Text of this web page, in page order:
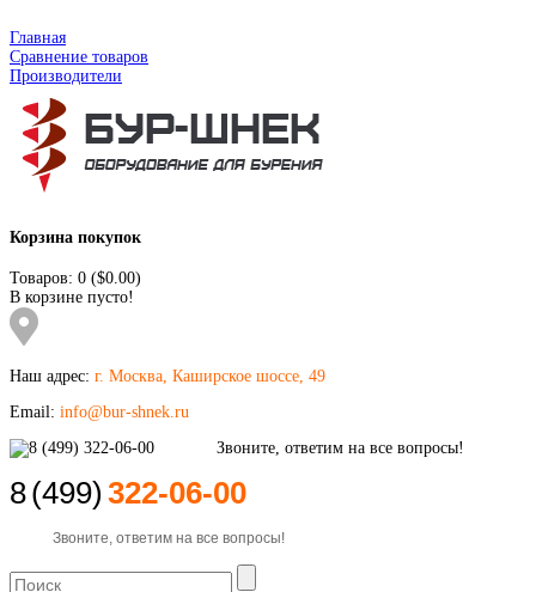
Главная
Сравнение товаров
Производители
Корзина покупок
Товаров: 0 ($0.00)
В корзине пусто!
Наш адрес: г. Москва, Каширское шоссе, 49
Email: info@bur-shnek.ru
8(499) 322-06-00
Звоните, ответим на все вопросы!